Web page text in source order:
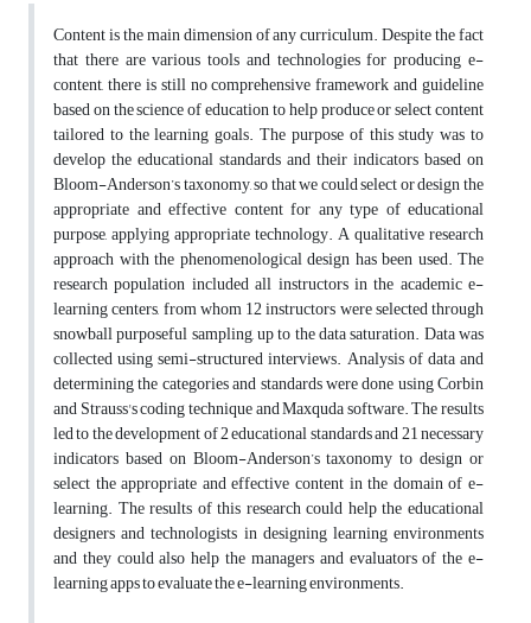
Content is the main dimension of any curriculum. Despite the fact
that there are various tools and technologies for producing e-
content, there is still no comprehensive framework and guideline
based on the science of education to help produce or select content
tailored to the learning goals. The purpose of this study was to
develop the educational standards and their indicators based on
Bloom-Anderson’s taxonomy, so that we could select or design the
appropriate and effective content for any type of educational
purpose, applying appropriate technology. A qualitative research
approach with the phenomenological design has been used. The
research population included all instructors in the academic e-
learning centers, from whom 12 instructors were selected through
snowball purposeful sampling, up to the data saturation. Data was
collected using semi-structured interviews. Analysis of data and
determining the categories and standards were done using Corbin
and Strauss's coding technique and Maxquda software. The results
led to the development of 2 educational standards and 21 necessary
indicators based on Bloom-Anderson’s taxonomy to design or
select the appropriate and effective content in the domain of e-
learning. The results of this research could help the educational
designers and technologists in designing learning environments
and they could also help the managers and evaluators of the e-
learning apps to evaluate the e-learning environments.